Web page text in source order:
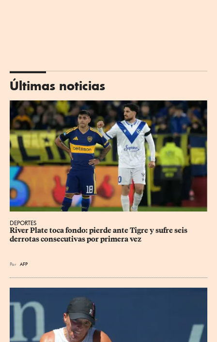
Últimas noticias
DEPORTES
River Plate toca fondo: pierde ante Tigre y sufre seis
derrotas consecutivas por primera vez
Por AFP